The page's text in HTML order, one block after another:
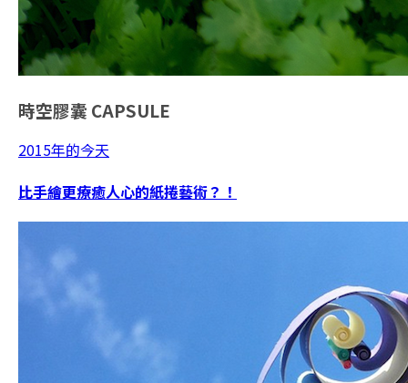
時空膠囊 CAPSULE
2015年的今天
比手繪更療癒人心的紙捲藝術？！